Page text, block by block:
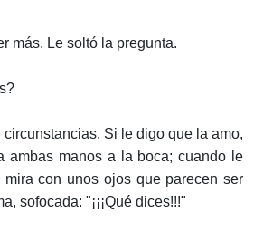
más. Le soltó la pregunta.
Si le digo que la amo,
ambas manos a la boca; cuando le
mira con unos ojos que parecen ser
sofocada: "¡¡¡Qué dices!!!"